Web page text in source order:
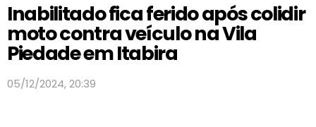
Inabilitado fica ferido após colidir
moto contra veículo na Vila
Piedade em Itabira
05/12/2024, 20:39